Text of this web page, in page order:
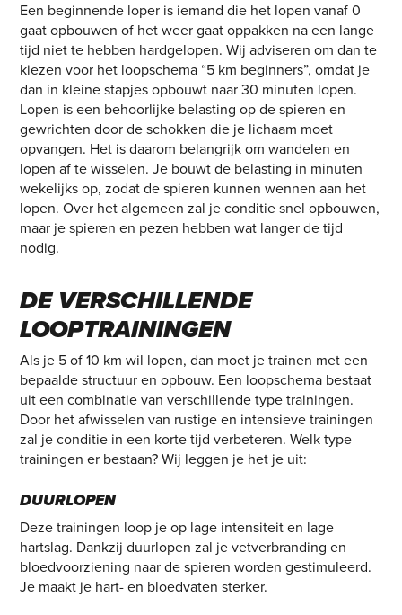
Een beginnende loper is iemand die het lopen vanaf 0
gaat opbouwen of het weer gaat oppakken na een lange
tijd niet te hebben hardgelopen. Wij adviseren om dan te
kiezen voor het loopschema “5 km beginners”, omdat je
dan in kleine stapjes opbouwt naar 30 minuten lopen.
Lopen is een behoorlijke belasting op de spieren en
gewrichten door de schokken die je lichaam moet
opvangen. Het is daarom belangrijk om wandelen en
lopen af te wisselen. Je bouwt de belasting in minuten
wekelijks op, zodat de spieren kunnen wennen aan het
lopen. Over het algemeen zal je conditie snel opbouwen,
maar je spieren en pezen hebben wat langer de tijd
nodig.
DE VERSCHILLENDE
LOOPTRAININGEN
Als je 5 of 10 km wil lopen, dan moet je trainen met een
bepaalde structuur en opbouw. Een loopschema bestaat
uit een combinatie van verschillende type trainingen.
Door het afwisselen van rustige en intensieve trainingen
zal je conditie in een korte tijd verbeteren. Welk type
trainingen er bestaan? Wij leggen je het je uit:
DUURLOPEN
Deze trainingen loop je op lage intensiteit en lage
hartslag. Dankzij duurlopen zal je vetverbranding en
bloedvoorziening naar de spieren worden gestimuleerd.
Je maakt je hart- en bloedvaten sterker.